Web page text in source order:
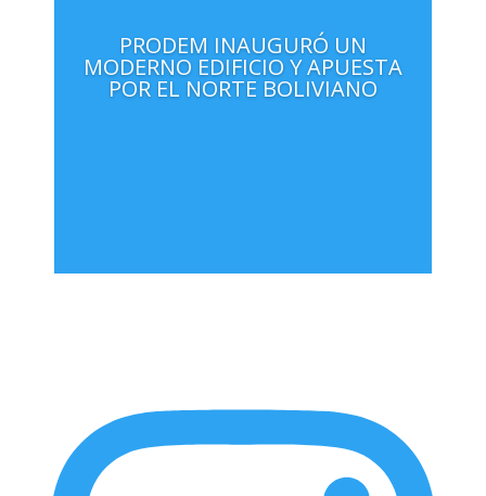
PRODEM INAUGURÓ UN
MODERNO EDIFICIO Y APUESTA
POR EL NORTE BOLIVIANO